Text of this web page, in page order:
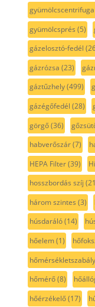
gyümölcscentrifuga
gyümölcsprés (5)
gázelosztó-fedél
gázrózsa (23)
gáztűzhely(499)
gázégőfedél (28)
görgő(36)
habverőszár(7)
HEPA Filter(39)
hosszbordás szíj
három szintes (3)
húsdaráló(14)
hőelem(1)
hőmérő(8)
hőérzékelő(17)